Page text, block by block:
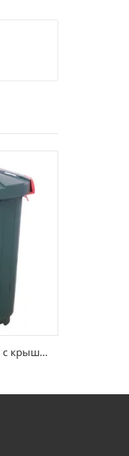
МБ-105 темно-зеленый с крышкой